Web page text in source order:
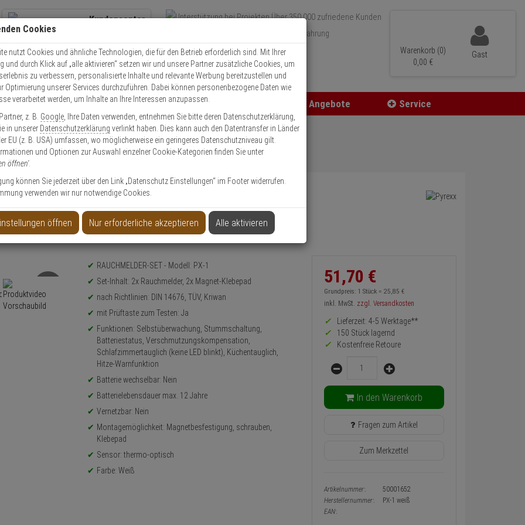
Kundencenter
Kontaktservice nutzen
Mo. - Do.: 8:00 - 16:30 Fr. 8:00 - 14:00 Uhr
Über 350.000 zufriedene Kunden
Über 15 Jahre Erfahrung
Schneller Versand
Warenkorb (0)
0, 00 €
Gast
Zutritt Einbruch Angebote Service
PX-1 2er Pyrexx PX-1 V3-Q Rauchmelder + Klebepad weiß
+ Klebepad weiß
Produktinformationen
RAUCHMELDER-SET - Modell: PX-1
Set-Inhalt: 2x Rauchmelder, 2x Magnet-Klebepad
nach Richtlinien: DIN 14676, TÜV, Kriwan
mit Prüftaste zum Testen: Ja
Funktionen: Selbstüberwachung, Stummschaltung,
Batteriestatus, Verschmutzungskompensation,
Schlafzimmertauglich (keine LED blinkt), Küchentauglich,
Hitze-Warnfunktion
Batterie wechselbar: Nein
Batterielebensdauer max. 12 Jahre
Vernetzbar: Nein
Montagemöglichkeit: Magnetbesfestigung, schrauben,
Klebepad
Sensor: thermo-optisch
Farbe: Weiß
Informationen
zurück
Preis,
Verfügbakeit
Warenkorb-
oder
Konfigurieren-
51,70 €
Grundpreis: 1 Stück = 25, 85 €
inkl. MwSt. zzgl. Versandkosten
Lieferzeit: 4-5 Werktage**
150 Stück lagernd
Kostenfreie Retoure
Menge
In den Warenkorb
Fragen zum Artikel
Zum Merkzettel
Artikelnummer:
50001652
Herstellernummer:
PX-1 weiß
EAN:
Cookies
nutzt Cookies und ähnliche Technologien, die für den Betrieb erforderlich sind. Mit Ihrer
und durch Klick auf „alle aktivieren“ setzen wir und unsere Partner zusätzliche Cookies, um
zu verbessern, personalisierte Inhalte und relevante Werbung bereitzustellen und
Optimierung unserer Services durchzuführen. Dabei können personenbezogene Daten wie
verarbeitet werden, um Inhalte an Ihre Interessen anzupassen.
z. B. Google , Ihre Daten verwenden, entnehmen Sie bitte deren Datenschutzerklärung,
in unserer Datenschutzerklärung verlinkt haben. Dies kann auch den Datentransfer in Länder
EU (z. B. USA) umfassen, wo möglicherweise ein geringeres Datenschutzniveau gilt.
und Optionen zur Auswahl einzelner Cookie-Kategorien finden Sie unter
öffnen'.
können Sie jederzeit über den Link „Datenschutz Einstellungen“ im Footer widerrufen.
verwenden wir nur notwendige Cookies.
öffnen Nur erforderliche akzeptieren Alle aktivieren